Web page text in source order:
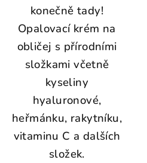
konečně tady!
Opalovací krém na
obličej s přírodními
složkami včetně
kyseliny
hyaluronové,
heřmánku, rakytníku,
vitaminu C a dalších
složek.